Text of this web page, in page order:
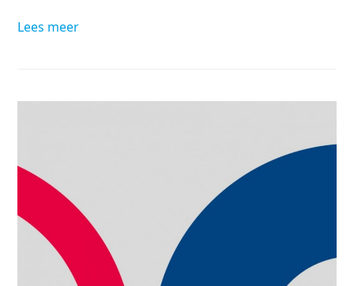
Lees meer